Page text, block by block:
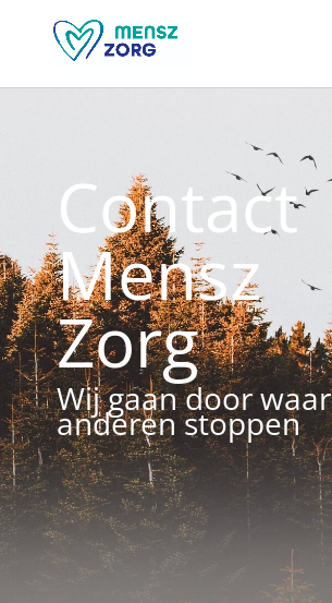
Contact
Mensz
Zorg
Wij gaan door waar
anderen stoppen